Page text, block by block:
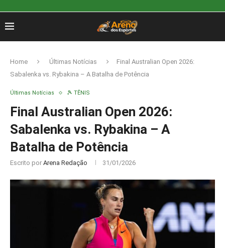
Home Últimas Notícias
Final Australian Open 2026:
Sabalenka vs. Rybakina – A Batalha de Potência
Últimas Notícias 🎾 TÊNIS
Final Australian Open 2026:
Sabalenka vs. Rybakina – A
Batalha de Potência
Escrito por Arena Redação 31/01/2026